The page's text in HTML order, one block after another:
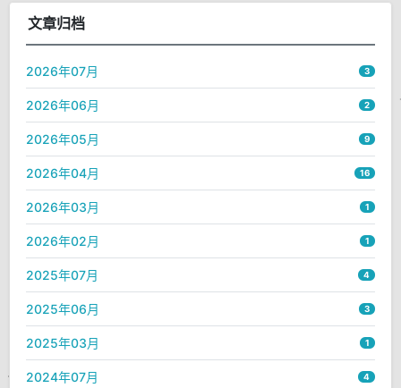
文章归档
2026年07月 3
2026年06月 2
2026年05月 9
2026年04月 16
2026年03月 1
2026年02月 1
2025年07月 4
2025年06月 3
2025年03月 1
2024年07月 4